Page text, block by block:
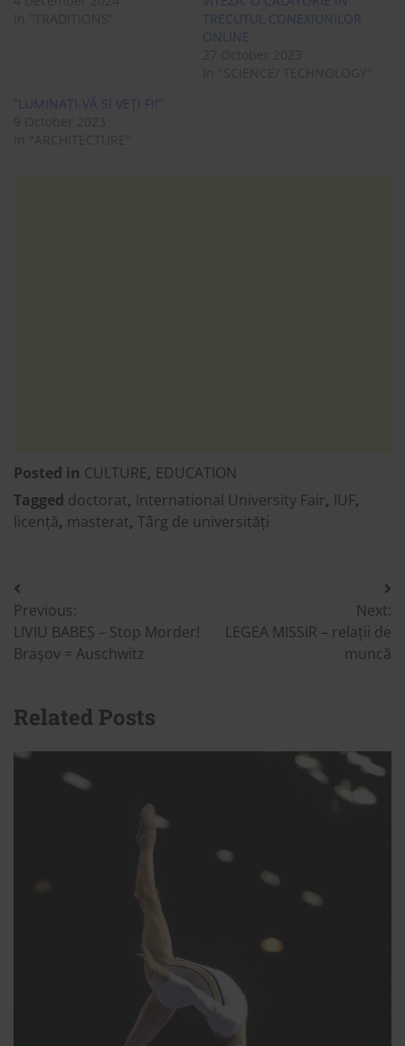
TRECUTUL CONEXIUNILOR
ONLINE
“LUMINAȚI-VĂ SI VEȚI FI!”
Posted in CULTURE, EDUCATION
Tagged doctorat, International University Fair, IUF,
licență, masterat, Târg de universități
Post
navigation
Previous:
LIVIU BABEȘ – Stop Morder!
Braşov = Auschwitz
Next:
LEGEA MISSIR – relații de
muncă
Related Posts